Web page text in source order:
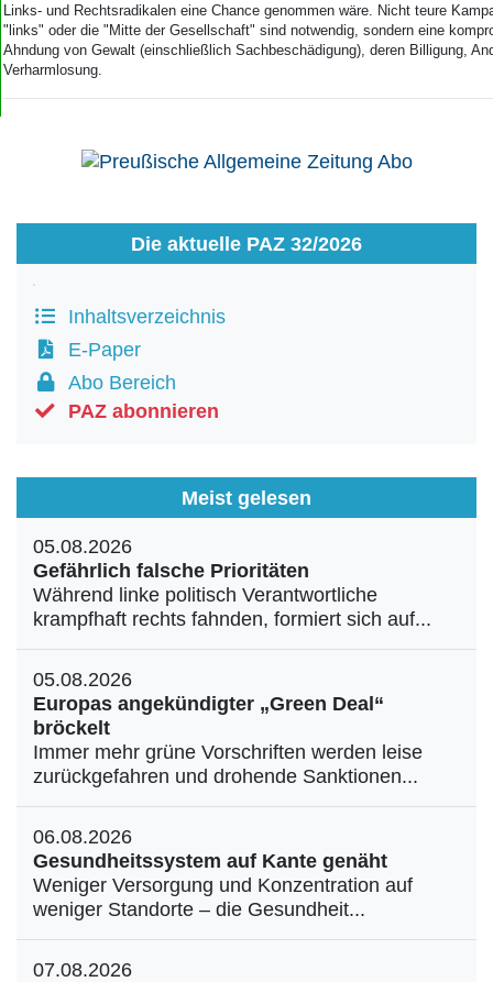
Links- und Rechtsradikalen eine Chance genommen wäre. Nicht teure
"links" oder die "Mitte der Gesellschaft" sind notwendig, sondern eine
Ahndung von Gewalt (einschließlich Sachbeschädigung), deren Billigung,
Verharmlosung.
Die aktuelle PAZ 32/2026
Inhaltsverzeichnis
E-Paper
Abo Bereich
PAZ abonnieren
Meist gelesen
05.08.2026
Gefährlich falsche Prioritäten
Während linke politisch Verantwortliche
krampfhaft rechts fahnden, formiert sich auf...
05.08.2026
Europas angekündigter „Green Deal“
bröckelt
Immer mehr grüne Vorschriften werden leise
zurückgefahren und drohende Sanktionen...
06.08.2026
Gesundheitssystem auf Kante genäht
Weniger Versorgung und Konzentration auf
weniger Standorte – die Gesundheit...
07.08.2026